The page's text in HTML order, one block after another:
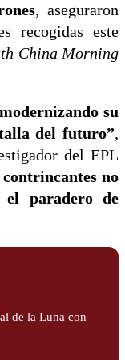
, aseguraron
recogidas este
China Morning
su
del futuro”,
del EPL
no
el paradero de
de la Luna con